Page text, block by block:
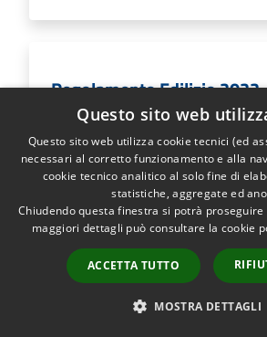
Regolamento Edilizio 2022
Regolamento Edilizio approvato
VAI ALLA PAGINA
Regolamento Fiera delle
Questo sito web
Questo sito web utilizza cookie tecnici (ed
necessari al corretto funzionamento e alla
cookie tecnico analitico al solo fine di
statistiche, aggregate ed
Chiudendo questa finestra si potrà
maggiori dettagli può consultare la cookie
ACCETTA TUTTO
MOSTRA DETTAGLI